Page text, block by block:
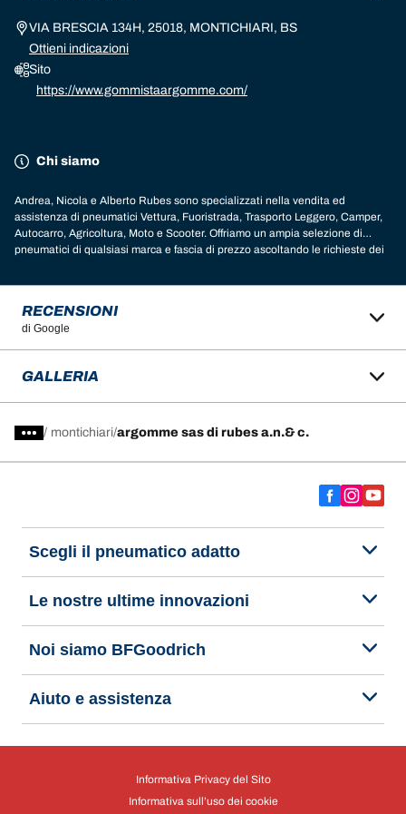
VIA BRESCIA 134H, 25018, MONTICHIARI, BS
Ottieni indicazioni
Sito
https://www.gommistaargomme.com/
Chi siamo
Andrea, Nicola e Alberto Rubes sono specializzati nella vendita ed
assistenza di pneumatici Vettura, Fuoristrada, Trasporto Leggero, Camper,
Autocarro, Agricoltura, Moto e Scooter. Offriamo un ampia selezione di
pneumatici di qualsiasi marca e fascia di prezzo ascoltando le richieste dei
RECENSIONI
di Google
GALLERIA
/ montichiari argomme sas di rubes a.n.& c.
Scegli il pneumatico adatto
Le nostre ultime innovazioni
Noi siamo BFGoodrich
Aiuto e assistenza
Informativa Privacy del Sito
Informativa sull’uso dei cookie